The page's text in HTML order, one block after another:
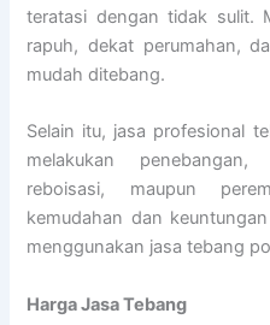
teratasi dengan tidak sulit.
rapuh, dekat perumahan,
mudah ditebang.
Selain itu, jasa profesional
melakukan
reboisasi, maupun
kemudahan dan
menggunakan jasa tebang
Harga Jasa Tebang